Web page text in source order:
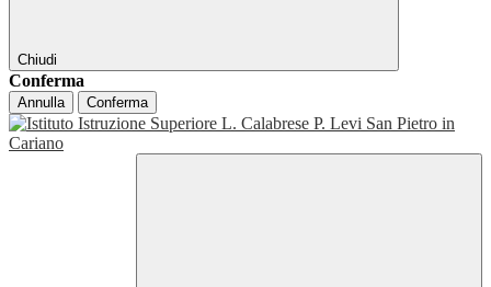
Chiudi
Conferma
Annulla Conferma